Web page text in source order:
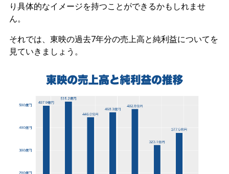
り具体的なイメージを持つことができるかもしれませ
ん。
それでは、東映の過去7年分の売上高と純利益についてを
見ていきましょう。